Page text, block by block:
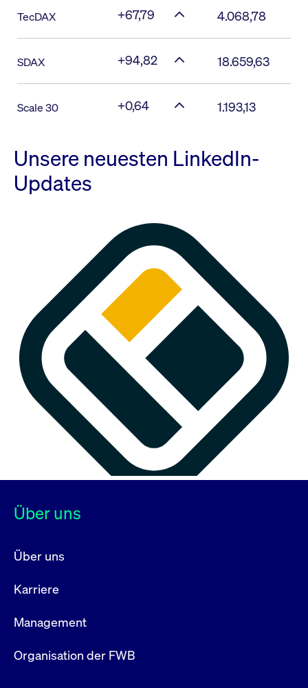
TecDAX +67,79 4.068,78
SDAX +94,82 18.659,63
Scale 30 +0,64 1.193,13
Unsere neuesten LinkedIn-
Updates
Über uns
Über uns
Karriere
Management
Organisation der FWB